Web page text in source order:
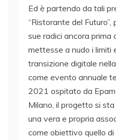
Ed è partendo da tali
“Ristorante del
sue radici ancora prima
mettesse a nudo i limiti
transizione digitale
come evento annuale
2021 ospitato da
Milano, il progetto si
una vera e propria
come obiettivo quello